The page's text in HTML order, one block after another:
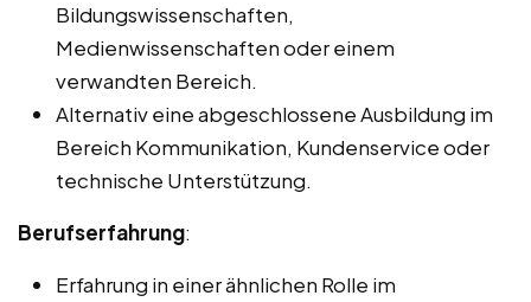
Bildungswissenschaften,
Medienwissenschaften oder einem
verwandten Bereich.
Alternativ eine abgeschlossene Ausbildung im
Bereich Kommunikation, Kundenservice oder
technische Unterstützung.
Berufserfahrung:
Erfahrung in einer ähnlichen Rolle im